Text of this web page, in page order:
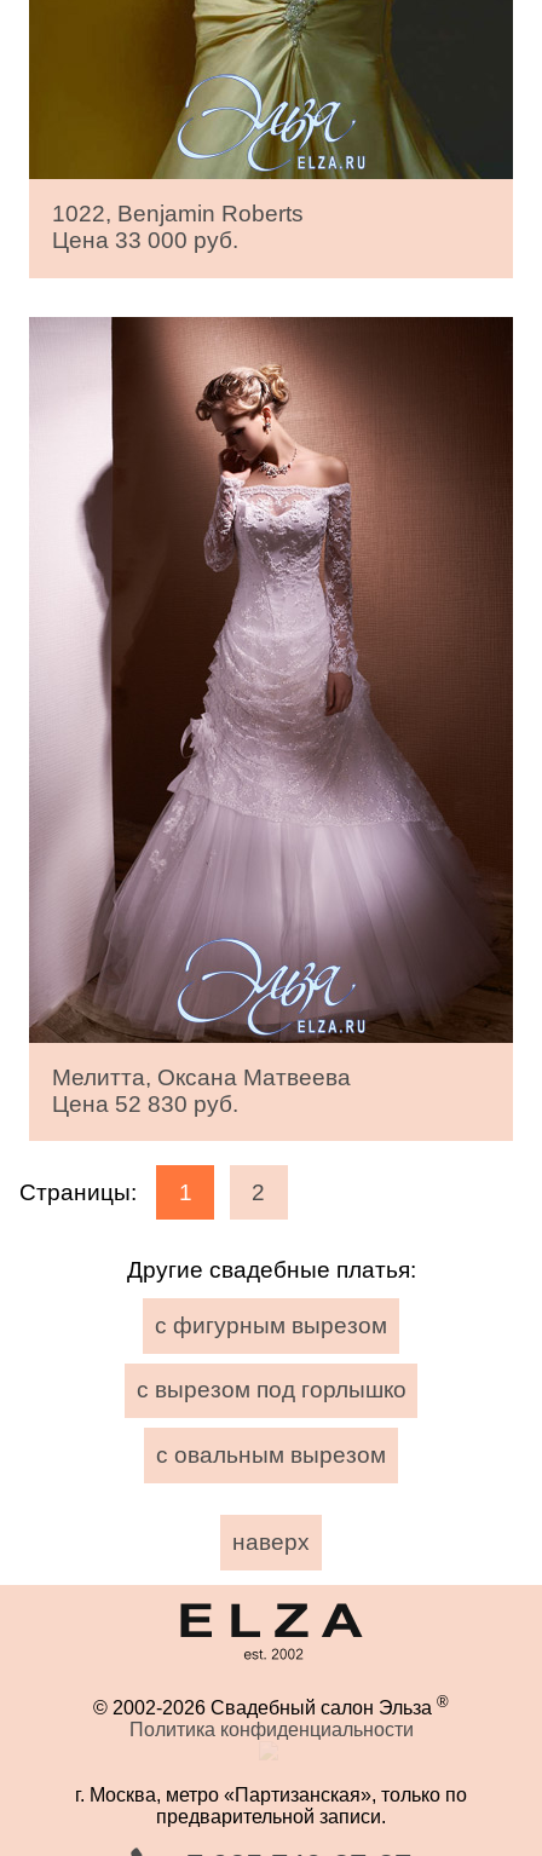
1022, Benjamin Roberts
Цена 33 000 руб.
Мелитта, Оксана Матвеева
Цена 52 830 руб.
Страницы: 1 2
Другие свадебные платья:
с фигурным вырезом
с вырезом под горлышко
с овальным вырезом
наверх
© 2002-2026 Свадебный салон Эльза ®
Политика конфиденциальности
г. Москва, метро «Партизанская», только по
предварительной записи.